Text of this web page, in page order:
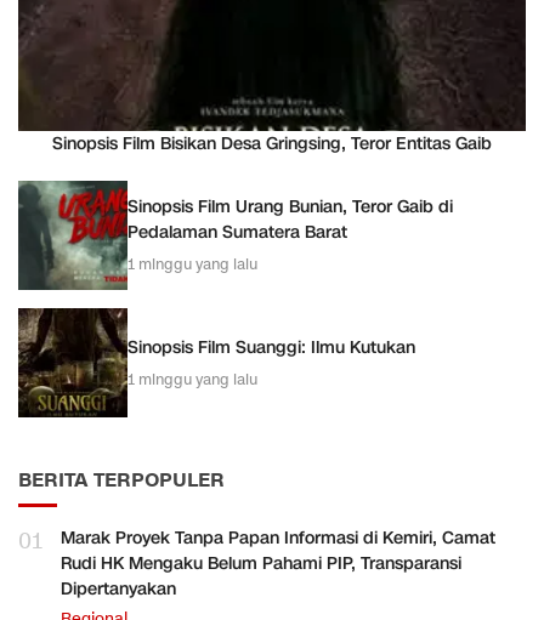
Sinopsis Film Bisikan Desa Gringsing, Teror Entitas Gaib
Sinopsis Film Urang Bunian, Teror Gaib di
Pedalaman Sumatera Barat
1 minggu yang lalu
Sinopsis Film Suanggi: Ilmu Kutukan
1 minggu yang lalu
BERITA TERPOPULER
01
Marak Proyek Tanpa Papan Informasi di Kemiri, Camat
Rudi HK Mengaku Belum Pahami PIP, Transparansi
Dipertanyakan